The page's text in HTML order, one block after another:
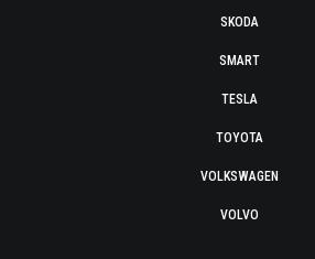
SKODA
SMART
TESLA
TOYOTA
VOLKSWAGEN
VOLVO